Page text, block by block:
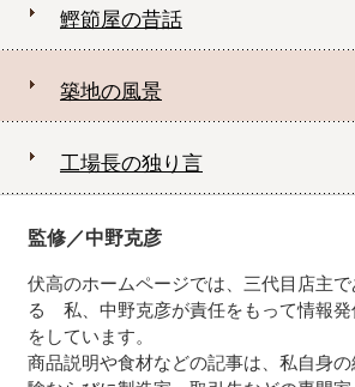
鰹節屋の昔話
築地の風景
工場長の独り言
監修／中野克彦
伏高のホームページでは、三代目店主で
る 私、中野克彦が責任をもって情報発
をしています。
商品説明や食材などの記事は、私自身の